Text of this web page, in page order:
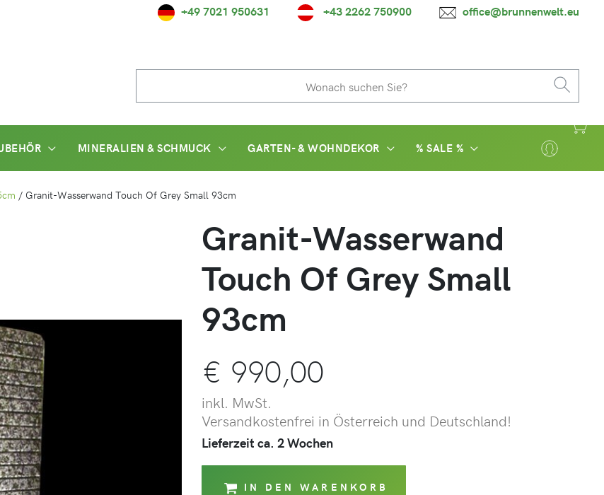
+49 7021 950631 +43 2262 750900 office@brunnenwelt.eu
MINERALIEN & SCHMUCK GARTEN- & WOHNDEKOR % SALE %
/ Granit-Wasserwand Touch Of Grey Small 93cm
Granit-Wasserwand
Touch Of Grey Small
93cm
€ 990,00
inkl. MwSt.
Versandkostenfrei in Österreich und Deutschland!
Lieferzeit ca. 2 Wochen
IN DEN WARENKORB